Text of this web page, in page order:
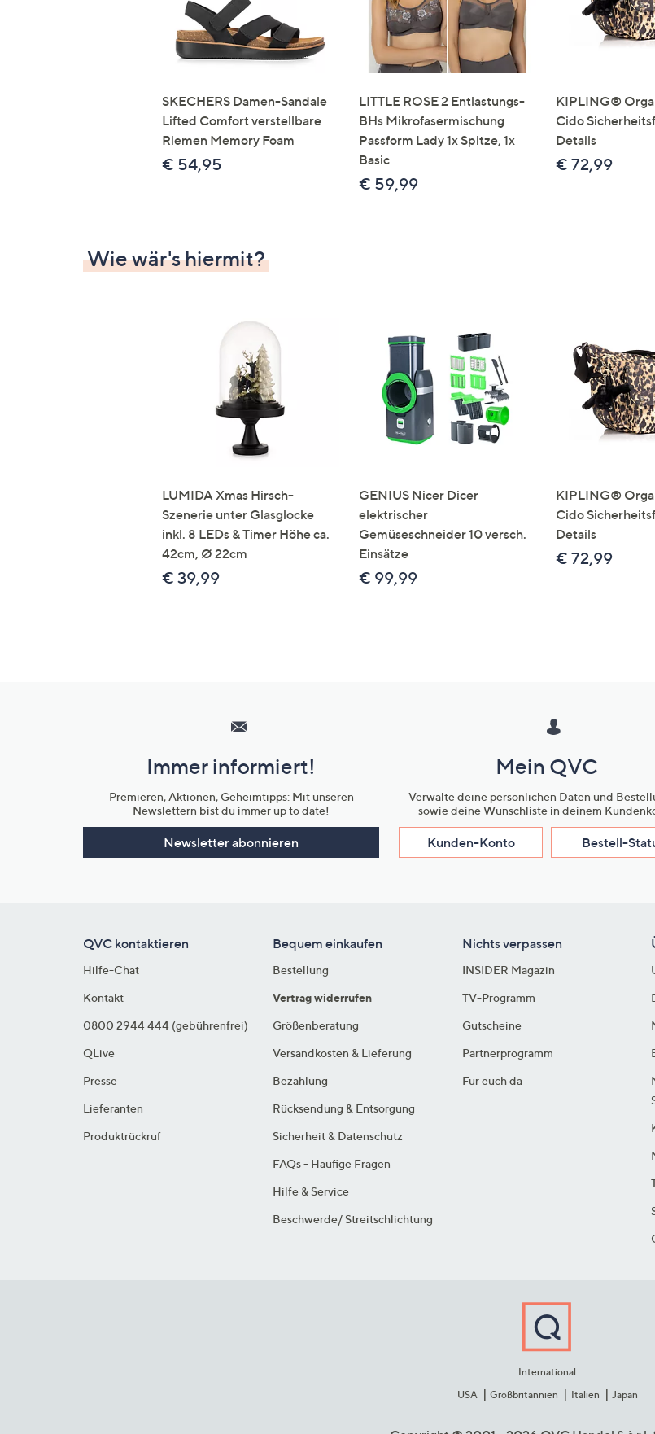
SKECHERS Damen-Sandale
Lifted Comfort verstellbare
Riemen Memory Foam
€ 54,95
LITTLE ROSE 2 Entlastungs-
BHs Mikrofasermischung
Passform Lady 1x Spitze, 1x
Basic
€ 59,99
KIPLING®
Cido
Details
€ 72,99
Wie wär's hiermit?
LUMIDA Xmas Hirsch-
Szenerie unter Glasglocke
inkl. 8 LEDs & Timer Höhe ca.
42cm, Ø 22cm
€ 39,99
GENIUS Nicer Dicer
elektrischer
Gemüseschneider 10 versch.
Einsätze
€ 99,99
KIPLING®
Cido
Details
€ 72,99
Unternehmensinformationen
Immer informiert!
Premieren, Aktionen, Geheimtipps: Mit unseren
Newslettern bist du immer up to date!
Newsletter abonnieren
Mein QVC
Verwalte deine persönlichen Daten und
sowie deine Wunschliste in deinem
Kunden-Konto Bestell-
QVC kontaktieren
Hilfe-Chat
Kontakt
0800 2944 444 (gebührenfrei)
QLive
Presse
Lieferanten
Produktrückruf
Bequem einkaufen
Bestellung
Vertrag widerrufen
Größenberatung
Versandkosten & Lieferung
Bezahlung
Rücksendung & Entsorgung
Sicherheit & Datenschutz
FAQs - Häufige Fragen
Hilfe & Service
Beschwerde/ Streitschlichtung
Nichts verpassen
INSIDER Magazin
TV-Programm
Gutscheine
Partnerprogramm
Für euch da
International
USA
Großbritannien Italien Japan